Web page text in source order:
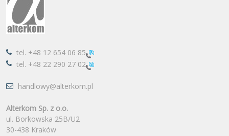
tel. +48 12 654 06 85
tel. +48 22 290 27 02
handlowy@alterkom.pl
Alterkom Sp. z o.o.
ul. Borkowska 25B/U2
30-438 Kraków